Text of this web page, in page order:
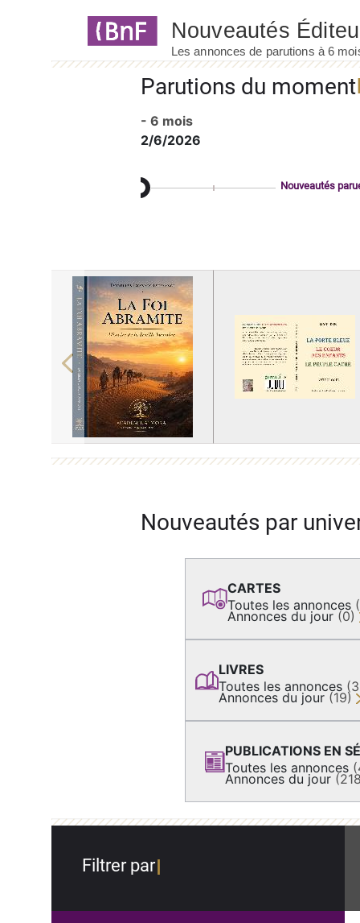
Parutions du moment
- 6 mois
2/6/2026
Nouveautés
Previous
Nouveautés par
CARTES
Toutes les annonces
Annonces du jour (0)
LIVRES
Toutes les annonces
Annonces du jour (19)
PUBLICATIONS EN
Toutes les annonces
Annonces du jour
Filtrer par